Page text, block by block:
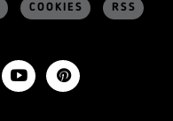
COOKIES RSS